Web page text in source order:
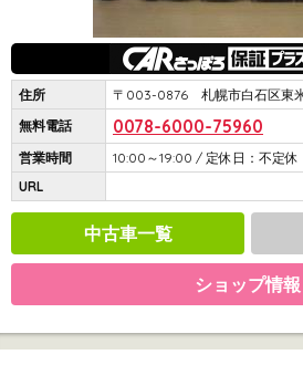
住所
〒003-0876 札幌市白石区東
無料電話
0078-6000-75960
営業時間
10:00～19:00 / 定休日：不定休
URL
中古車一覧
ショップ情報